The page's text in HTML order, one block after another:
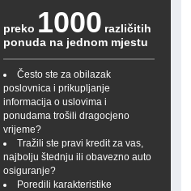
preko 1000 različitih
ponuda na jednom mjestu
Često ste za obilazak
poslovnica i prikupljanje
informacija o uslovima i
ponudama trošili dragocjeno
vrijeme?
Tražili ste pravi kredit za vas,
najbolju štednju ili obavezno auto
osiguranje?
Poredili karakteristike